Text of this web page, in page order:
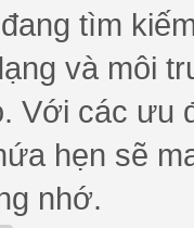
tìm
và môi
Với các ưu
hẹn sẽ
nhớ.